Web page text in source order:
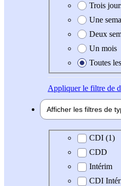
Trois
Une
Deux
Un mois
Toutes
Appliquerle filtre de
Afficher les filtres de
Type de contrat
CDI (1)
CDD
Intérim
CDI